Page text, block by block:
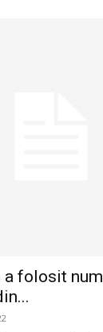
folosit